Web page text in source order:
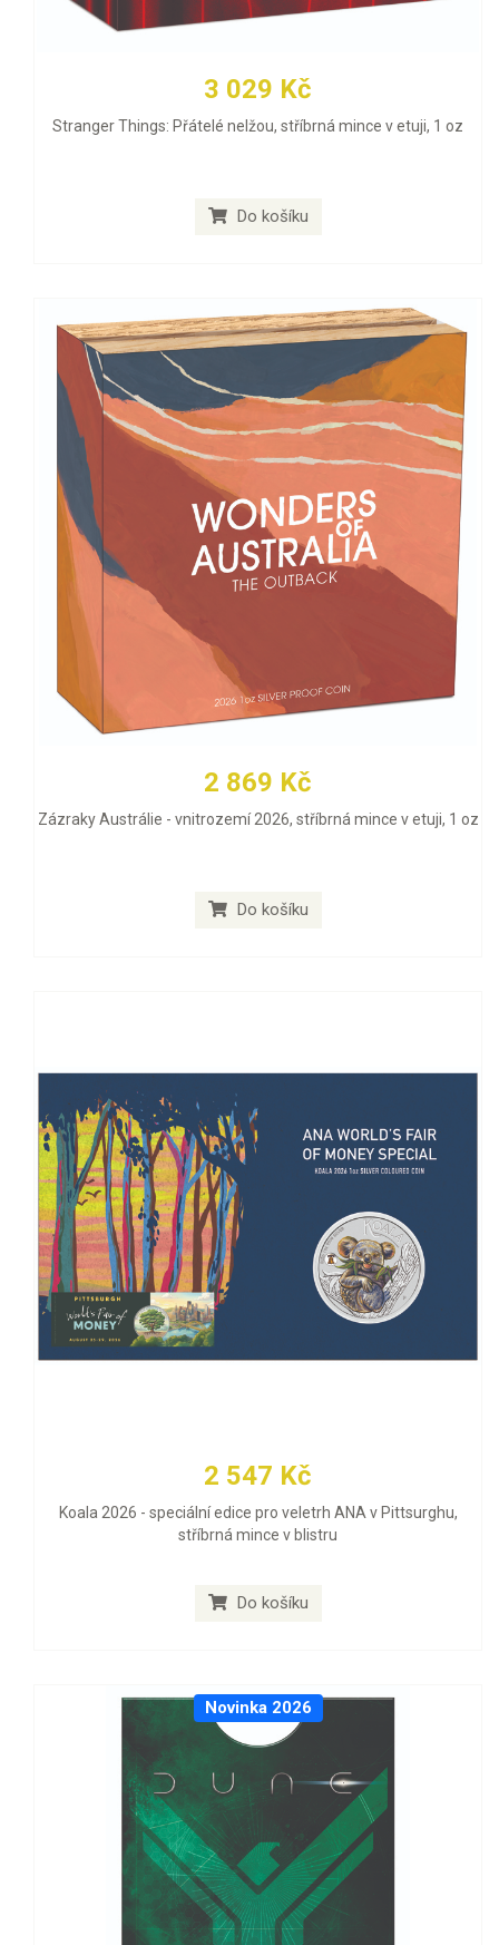
3 029 Kč
Stranger Things: Přátelé nelžou, stříbrná mince v etuji, 1 oz
Do košíku
2 869 Kč
Zázraky Austrálie - vnitrozemí 2026, stříbrná mince v etuji, 1 oz
Do košíku
2 547 Kč
Koala 2026 - speciální edice pro veletrh ANA v Pittsurghu,
stříbrná mince v blistru
Do košíku
Novinka 2026